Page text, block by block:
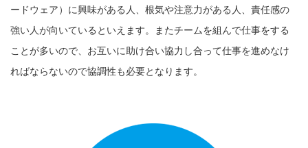
ードウェア）に興味がある人、根気や注意力がある人、責任感の
強い人が向いているといえます。またチームを組んで仕事をする
ことが多いので、お互いに助け合い協力し合って仕事を進めなけ
ればならないので協調性も必要となります。